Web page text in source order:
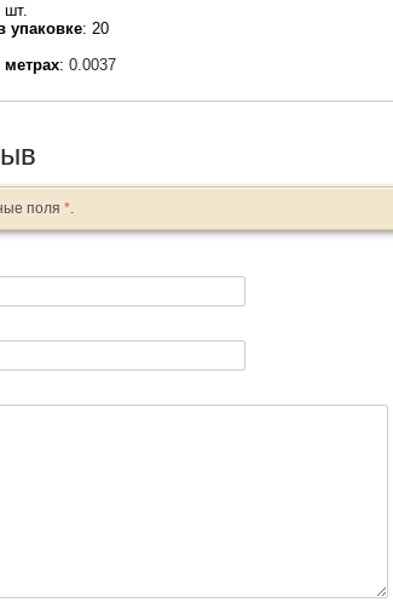
шт.
упаковке: 20
: 0.0037
поля *.